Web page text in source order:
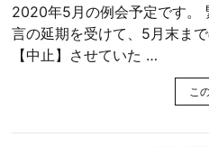
2020年5月の例会予定です。
言の延期を受けて、5月末ま
【中止】させていた …
こ